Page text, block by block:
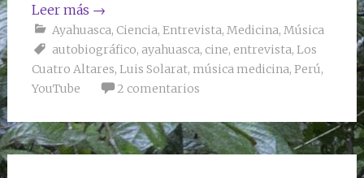
Leer más →
Ayahuasca, Ciencia, Entrevista, Medicina, Música
autobiográfico, ayahuasca, cine, entrevista, Los
Cuatro Altares, Luis Solarat, música medicina, Perú,
YouTube
2 comentarios